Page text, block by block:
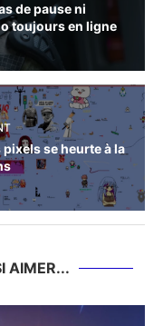
de pause ni
toujours en ligne
se heurte à la
AIMER...